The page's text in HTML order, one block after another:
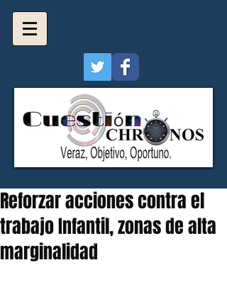
Reforzar acciones contra el
trabajo Infantil, zonas de alta
marginalidad